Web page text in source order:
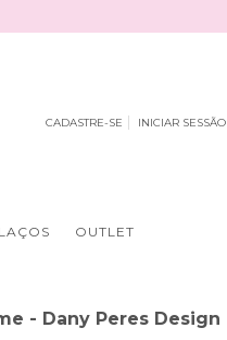
CADASTRE-SE INICIAR SESSÃO
OUTLET
- Dany Peres Design